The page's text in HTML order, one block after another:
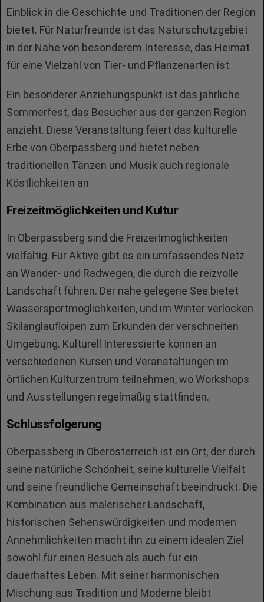
Einblick in die Geschichte und Traditionen der Region
bietet. Für Naturfreunde ist das Naturschutzgebiet
in der Nähe von besonderem Interesse, das Heimat
für eine Vielzahl von Tier- und Pflanzenarten ist.
Ein besonderer Anziehungspunkt ist das jährliche
Sommerfest, das Besucher aus der ganzen Region
anzieht. Diese Veranstaltung feiert das kulturelle
Erbe von Oberpassberg und bietet neben
traditionellen Tänzen und Musik auch regionale
Köstlichkeiten an.
Freizeitmöglichkeiten und Kultur
In Oberpassberg sind die Freizeitmöglichkeiten
vielfältig. Für Aktive gibt es ein umfassendes Netz
an Wander- und Radwegen, die durch die reizvolle
Landschaft führen. Der nahe gelegene See bietet
Wassersportmöglichkeiten, und im Winter verlocken
Skilanglaufloipen zum Erkunden der verschneiten
Umgebung. Kulturell Interessierte können an
verschiedenen Kursen und Veranstaltungen im
örtlichen Kulturzentrum teilnehmen, wo Workshops
und Ausstellungen regelmäßig stattfinden.
Schlussfolgerung
Oberpassberg in Oberösterreich ist ein Ort, der durch
seine natürliche Schönheit, seine kulturelle Vielfalt
und seine freundliche Gemeinschaft beeindruckt. Die
Kombination aus malerischer Landschaft,
historischen Sehenswürdigkeiten und modernen
Annehmlichkeiten macht ihn zu einem idealen Ziel
sowohl für einen Besuch als auch für ein
dauerhaftes Leben. Mit seiner harmonischen
Mischung aus Tradition und Moderne bleibt